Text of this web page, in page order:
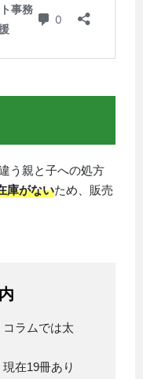
う親と子への処方
庫がないため、販売
ラムでは太
在19冊あり